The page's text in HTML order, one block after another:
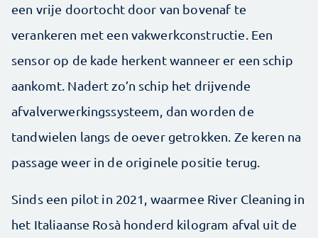
een vrije doortocht door van bovenaf te
verankeren met een vakwerkconstructie. Een
sensor op de kade herkent wanneer er een schip
aankomt. Nadert zo’n schip het drijvende
afvalverwerkingssysteem, dan worden de
tandwielen langs de oever getrokken. Ze keren na
passage weer in de originele positie terug.
Sinds een pilot in 2021, waarmee River Cleaning in
het Italiaanse Rosà honderd kilogram afval uit de